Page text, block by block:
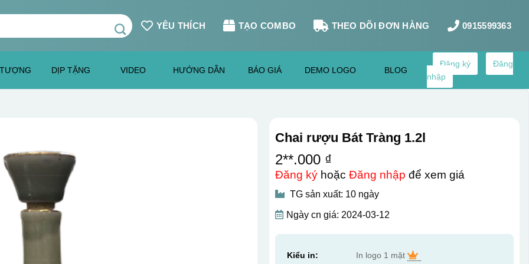
YÊU THÍCH TẠO COMBO THEO DÕI ĐƠN HÀNG 0915599363
DỊP TẶNG VIDEO HƯỚNG DẪN BÁO GIÁ DEMO LOGO BLOG
Đăng ký
Đăng
nhập
Chai rượu Bát Tràng 1.2l
2**.000 ₫
Đăng kýhoặc Đăng nhập để xem giá
TG sản xuất: 10 ngày
Ngày cn giá: 2024-03-12
Kiểu in: In logo 1 mặt